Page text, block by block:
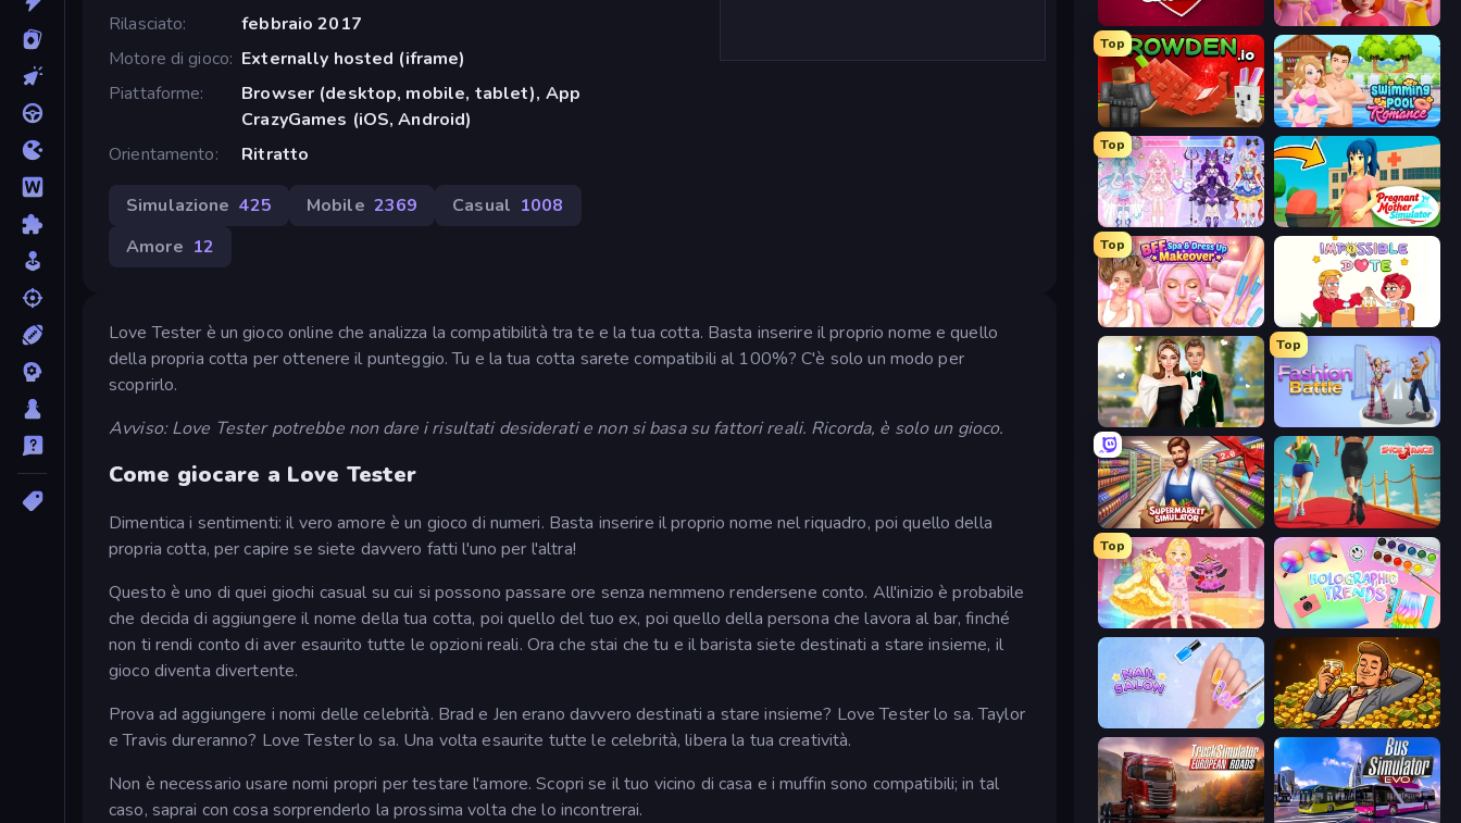
Rilasciato
febbraio 2017
Motore di gioco Externally hosted (iframe)
Piattaforme
Browser (desktop, mobile, tablet), App
CrazyGames (iOS, Android)
Orientamento
Ritratto
Simulazione 425 Mobile 2369 Casual 1008
Amore 12
Love Tester è un gioco online che analizza la compatibilità tra te e la tua cotta. Basta inserire il proprio nome e quello
della propria cotta per ottenere il punteggio. Tu e la tua cotta sarete compatibili al 100%? C'è solo un modo per
scoprirlo.
Avviso: Love Tester potrebbe non dare i risultati desiderati e non si basa su fattori reali. Ricorda, è solo un gioco.
Come giocare a Love Tester
Dimentica i sentimenti: il vero amore è un gioco di numeri. Basta inserire il proprio nome nel riquadro, poi quello della
propria cotta, per capire se siete davvero fatti l'uno per l'altra!
Questo è uno di quei giochi casual su cui si possono passare ore senza nemmeno rendersene conto. All'inizio è probabile
che decida di aggiungere il nome della tua cotta, poi quello del tuo ex, poi quello della persona che lavora al bar, finché
non ti rendi conto di aver esaurito tutte le opzioni reali. Ora che stai che tu e il barista siete destinati a stare insieme, il
gioco diventa divertente.
Prova ad aggiungere i nomi delle celebrità. Brad e Jen erano davvero destinati a stare insieme? Love Tester lo sa. Taylor
e Travis dureranno? Love Tester lo sa. Una volta esaurite tutte le celebrità, libera la tua creatività.
Non è necessario usare nomi propri per testare l'amore. Scopri se il tuo vicino di casa e i muffin sono compatibili; in tal
caso, saprai con cosa sorprenderlo la prossima volta che lo incontrerai.
Love Calculator
Top
Grow A Garden | Growden.io Swimming Pool Romance
Top
Idol Livestream: Fashion Game Pregnant Mother Simulator
Top
BFF Makeover - Spa & Dress Up Impossible Date
Valentine's Day Proposal
Top
Fashion Battle
Supermarket Simulator: Store Manager Shoe Race
Top
Royal Glow Princess Makeover Holographic Trends
Nail Salon Idle Billionaire Tycoon